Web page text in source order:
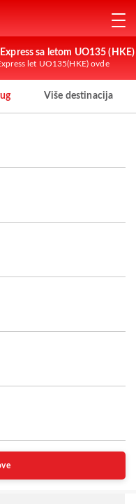
sa letom UO135 (HKE)
let UO135(HKE) ovde
Više destinacija